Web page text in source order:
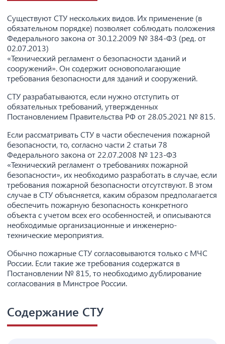
Существуют СТУ нескольких видов. Их применение (в
обязательном порядке) позволяет соблюдать положения
Федерального закона от 30.12.2009 № 384-ФЗ (ред. от
02.07.2013)
«Технический регламент о безопасности зданий и
сооружений». Он содержит основополагающие
требования безопасности для зданий и сооружений.
СТУ разрабатываются, если нужно отступить от
обязательных требований, утвержденных
Постановлением Правительства РФ от 28.05.2021 № 815.
Если рассматривать СТУ в части обеспечения пожарной
безопасности, то, согласно части 2 статьи 78
Федерального закона от 22.07.2008 № 123-ФЗ
«Технический регламент о требованиях пожарной
безопасности», их необходимо разработать в случае, если
требования пожарной безопасности отсутствуют. В этом
случае в СТУ объясняется, каким образом предполагается
обеспечить пожарную безопасность конкретного
объекта с учетом всех его особенностей, и описываются
необходимые организационные и инженерно-
технические мероприятия.
Обычно пожарные СТУ согласовываются только с МЧС
России. Если такие же требования содержатся в
Постановлении № 815, то необходимо дублирование
согласования в Минстрое России.
Содержание СТУ